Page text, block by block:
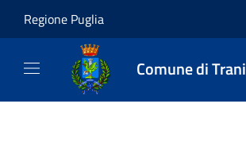
Regione Puglia
Comune di Trani